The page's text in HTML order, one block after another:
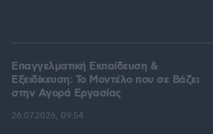
Επαγγελματική Εκπαίδευση &
Εξειδίκευση: Το Mοντέλο που σε Bάζει
στην Aγορά Eργασίας
26.07.2026, 09:54